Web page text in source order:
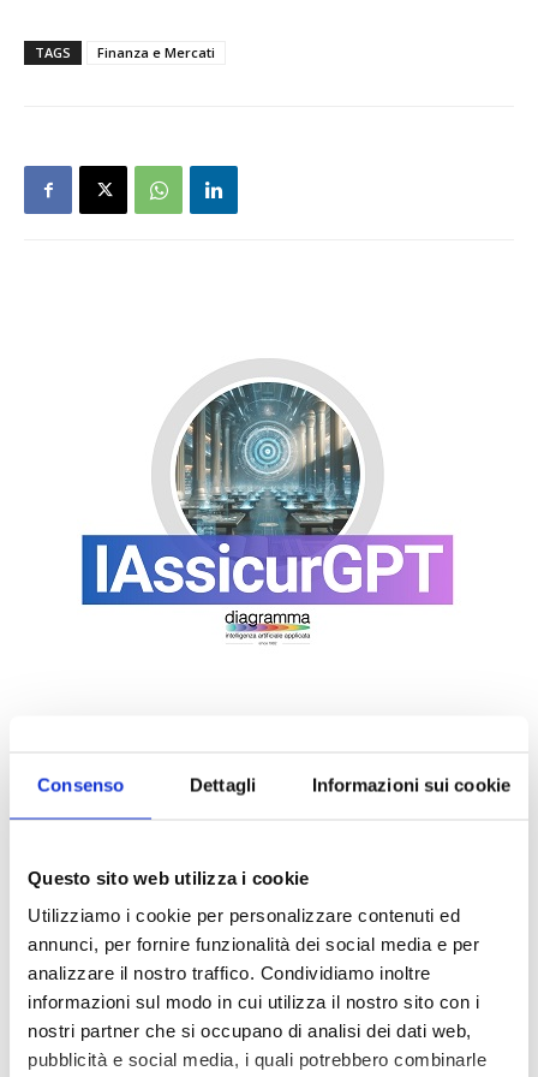
Consenso Dettagli Informazioni sui cookie
Questo sito web utilizza i cookie
Utilizziamo i cookie per personalizzare contenuti ed
annunci, per fornire funzionalità dei social media e per
analizzare il nostro traffico. Condividiamo inoltre
informazioni sul modo in cui utilizza il nostro sito con i
nostri partner che si occupano di analisi dei dati web,
pubblicità e social media, i quali potrebbero combinarle
TAGS Finanza e Mercati
DALLE AZIENDENotizie sponsorizzate
partecipazione alla Convention degli
intermediari partner 2026